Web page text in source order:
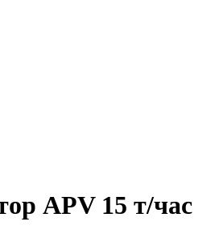
APV 15 т/час